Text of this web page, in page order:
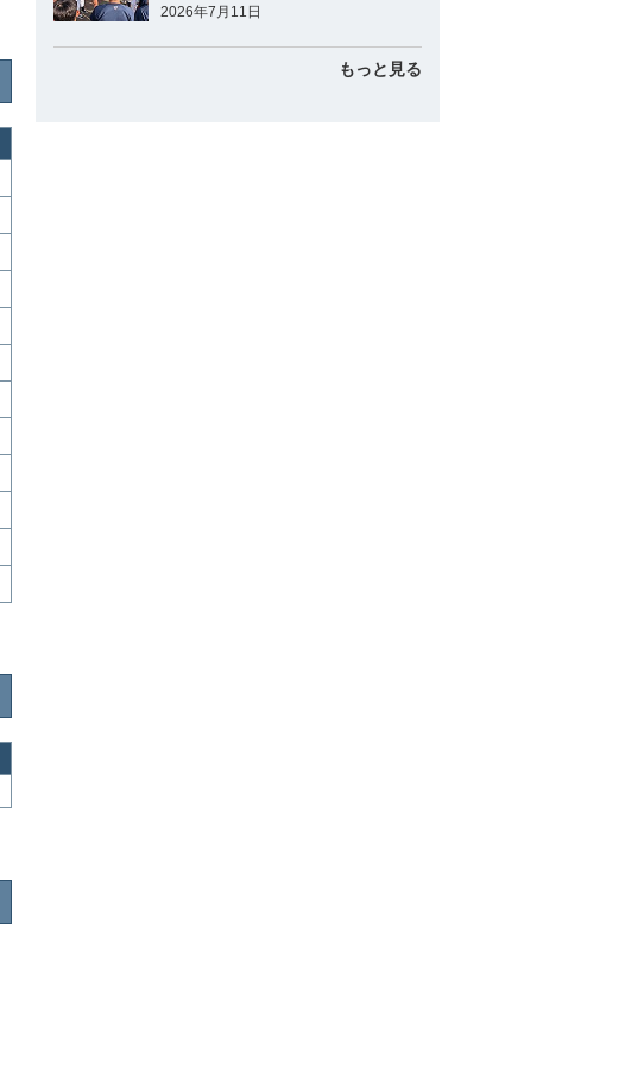
2026年7月11日
もっと見る